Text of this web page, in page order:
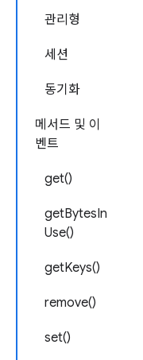
관리형
세션
동기화
메서드 및 이
벤트
get()
getBytesIn
Use()
getKeys()
remove()
set()